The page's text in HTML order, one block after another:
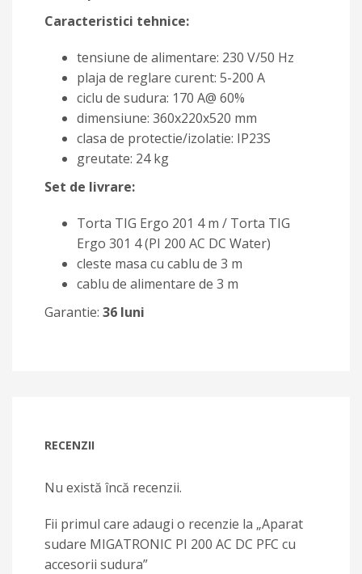
Caracteristici tehnice:
tensiune de alimentare: 230 V/50 Hz
plaja de reglare curent: 5-200 A
ciclu de sudura: 170 A@ 60%
dimensiune: 360x220x520 mm
clasa de protectie/izolatie: IP23S
greutate: 24 kg
Set de livrare:
Torta TIG Ergo 201 4 m / Torta TIG
Ergo 301 4 (PI 200 AC DC Water)
cleste masa cu cablu de 3 m
cablu de alimentare de 3 m
Garantie: 36 luni
RECENZII
Nu există încă recenzii.
Fii primul care adaugi o recenzie la „Aparat
sudare MIGATRONIC PI 200 AC DC PFC cu
accesorii sudura”